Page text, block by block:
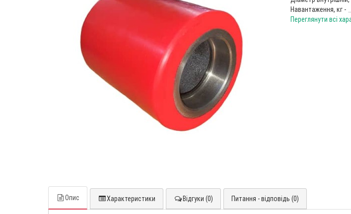
Навантаження, кг -
Переглянути всі
Опис Характеристики Відгуки (0) Питання - відповідь (0)